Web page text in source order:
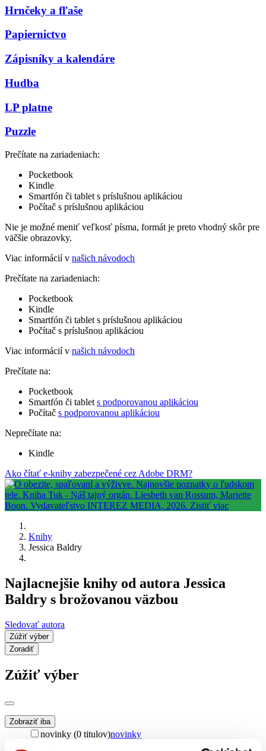
Hrnčeky a fľaše
Papiernictvo
Zápisníky a kalendáre
Hudba
LP platne
Puzzle
Prečítate na zariadeniach:
Pocketbook
Kindle
Smartfón či tablet s príslušnou aplikáciou
Počítač s príslušnou aplikáciou
Nie je možné meniť veľkosť písma, formát je preto vhodný skôr pre
väčšie obrazovky.
Viac informácií v našich návodoch
Prečítate na zariadeniach:
Pocketbook
Kindle
Smartfón či tablet s príslušnou aplikáciou
Počítač s príslušnou aplikáciou
Viac informácií v našich návodoch
Prečítate na:
Pocketbook
Smartfón či tablet s podporovanou aplikáciou
Počítač s podporovanou aplikáciou
Neprečítate na:
Kindle
Ako čítať e-knihy zabezpečené cez Adobe DRM?
Knihy
Jessica Baldry
Najlacnejšie knihy od autora Jessica
Baldry s brožovanou väzbou
Sledovať autora
Zúžiť výber
Zoradiť
Zúžiť výber
Zobraziť iba
novinky (0 titulov)novinky